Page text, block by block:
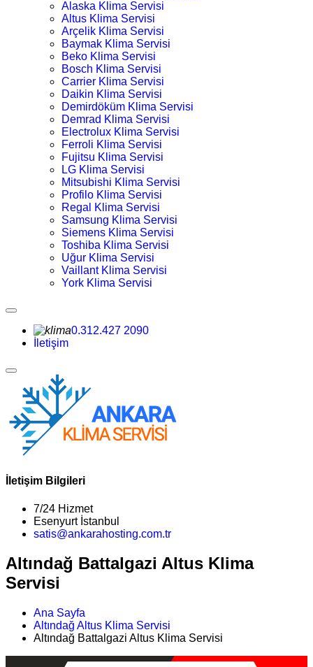
Alaska Klima Servisi
Altus Klima Servisi
Arçelik Klima Servisi
Baymak Klima Servisi
Beko Klima Servisi
Bosch Klima Servisi
Carrier Klima Servisi
Daikin Klima Servisi
Demirdöküm Klima Servisi
Demrad Klima Servisi
Electrolux Klima Servisi
Ferroli Klima Servisi
Fujitsu Klima Servisi
LG Klima Servisi
Mitsubishi Klima Servisi
Profilo Klima Servisi
Regal Klima Servisi
Samsung Klima Servisi
Siemens Klima Servisi
Toshiba Klima Servisi
Uğur Klima Servisi
Vaillant Klima Servisi
York Klima Servisi
0.312.427 2090
İletişim
İletişim Bilgileri
7/24 Hizmet
Esenyurt İstanbul
satis@ankarahosting.com.tr
Altındağ Battalgazi Altus Klima
Servisi
Ana Sayfa
Altındağ Altus Klima Servisi
Altındağ Battalgazi Altus Klima Servisi